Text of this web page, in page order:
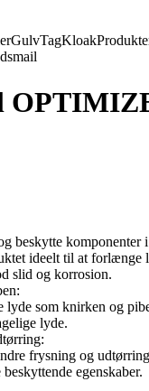
GulvTagKloak
beskytte komponenter
ideelt til at
slid og korrosion.
lyde som knirken og
lyde.
frysning og
egenskaber.